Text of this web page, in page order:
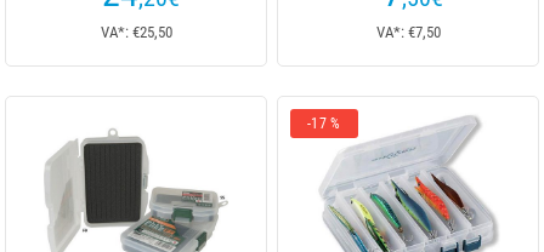
VA*: €25,50 VA*: €7,50
-17 %